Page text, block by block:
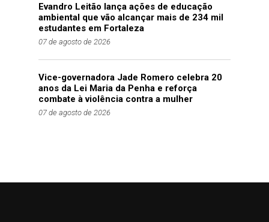
Evandro Leitão lança ações de educação
ambiental que vão alcançar mais de 234 mil
estudantes em Fortaleza
07 de agosto de 2026
Vice-governadora Jade Romero celebra 20
anos da Lei Maria da Penha e reforça
combate à violência contra a mulher
07 de agosto de 2026